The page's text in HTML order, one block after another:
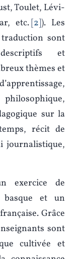
Toulet, Lévi-
etc. 2 ). Les
sont
et
thèmes et
philosophique,
sur la
récit de
journalistique,
exercice de
basque et un
Grâce
sont
cultivée et